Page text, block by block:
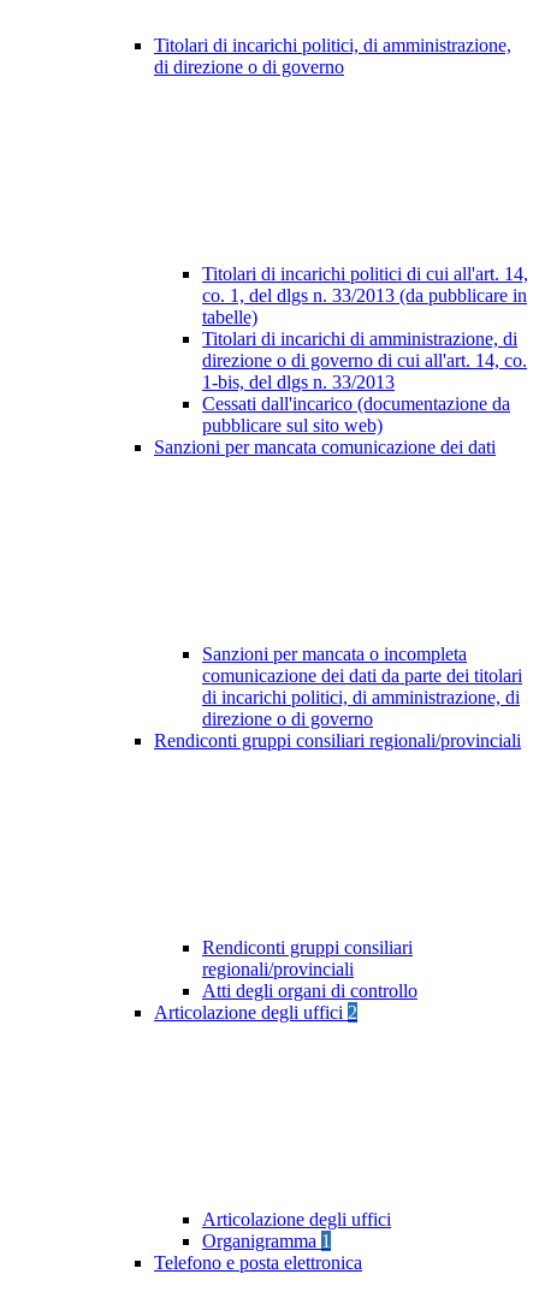
Titolari di incarichi politici, di amministrazione,
di direzione o di governo
Titolari di incarichi politici di cui all'art. 14,
co. 1, del dlgs n. 33/2013 (da pubblicare in
tabelle)
Titolari di incarichi di amministrazione, di
direzione o di governo di cui all'art. 14, co.
1-bis, del dlgs n. 33/2013
Cessati dall'incarico (documentazione da
pubblicare sul sito web)
Sanzioni per mancata comunicazione dei dati
Sanzioni per mancata o incompleta
comunicazione dei dati da parte dei titolari
di incarichi politici, di amministrazione, di
direzione o di governo
Rendiconti gruppi consiliari regionali/provinciali
Rendiconti gruppi consiliari
regionali/provinciali
Atti degli organi di controllo
Articolazione degli uffici 2
Articolazione degli uffici
Organigramma 1
Telefono e posta elettronica